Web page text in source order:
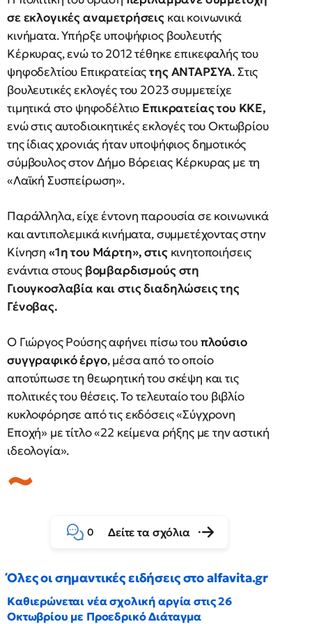
σε εκλογικές αναμετρήσεις και κοινωνικά
κινήματα. Υπήρξε υποψήφιος βουλευτής
Κέρκυρας, ενώ το 2012 τέθηκε επικεφαλής του
ψηφοδελτίου Επικρατείαςτης ΑΝΤΑΡΣΥΑ. Στις
βουλευτικές εκλογές του 2023 συμμετείχε
τιμητικά στο ψηφοδέλτιο Επικρατείας του ΚΚΕ,
ενώ στις αυτοδιοικητικές εκλογές του Οκτωβρίου
της ίδιας χρονιάς ήταν υποψήφιος δημοτικός
σύμβουλος στον Δήμο Βόρειας Κέρκυρας με τη
«Λαϊκή Συσπείρωση».
Παράλληλα, είχε έντονη παρουσία σε κοινωνικά
και αντιπολεμικά κινήματα, συμμετέχοντας στην
Κίνηση «1η του Μάρτη», στιςκινητοποιήσεις
ενάντια στους βομβαρδισμούς στη
Γιουγκοσλαβία και στις διαδηλώσεις της
Γένοβας.
Ο Γιώργος Ρούσης αφήνει πίσω τουπλούσιο
συγγραφικό έργο, μέσα από το οποίο
αποτύπωσε τη θεωρητική του σκέψη και τις
πολιτικές του θέσεις. Το τελευταίο του βιβλίο
κυκλοφόρησε από τις εκδόσεις «Σύγχρονη
Εποχή» με τίτλο «22 κείμενα ρήξης με την αστική
ιδεολογία».
0 Δείτε τα σχόλια
Όλες οι σημαντικές ειδήσεις στο alfavita.gr
Καθιερώνεται νέα σχολική αργία στις 26
Οκτωβρίου με Προεδρικό Διάταγμα